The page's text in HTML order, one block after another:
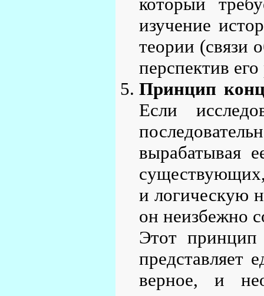
изучение
теории (связи
перспектив
Принцип
Если
вырабатывая
и логическую
он неизбежно
Этот принцип
представляет
верное, и